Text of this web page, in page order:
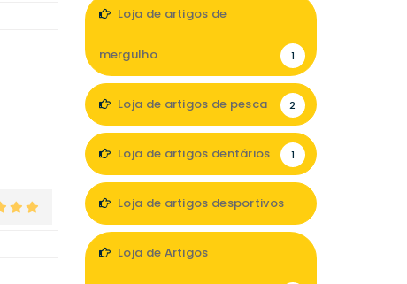
Loja de artigos de
mergulho 1
Loja de artigos de pesca 2
Loja de artigos dentários 1
Loja de artigos desportivos
Loja de Artigos